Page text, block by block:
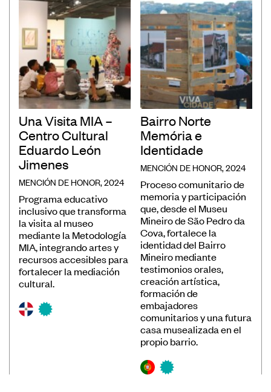
Una Visita MIA –
Centro Cultural
Eduardo León
Jimenes
MENCIÓN DE HONOR, 2024
Programa educativo
inclusivo que transforma
la visita al museo
mediante la Metodología
MIA, integrando artes y
recursos accesibles para
fortalecer la mediación
cultural.
Bairro Norte
Memória e
Identidade
MENCIÓN DE HONOR, 2024
Proceso comunitario de
memoria y participación
que, desde el Museu
Mineiro de São Pedro da
Cova, fortalece la
identidad del Bairro
Mineiro mediante
testimonios orales,
creación artística,
formación de
embajadores
comunitarios y una futura
casa musealizada en el
propio barrio.